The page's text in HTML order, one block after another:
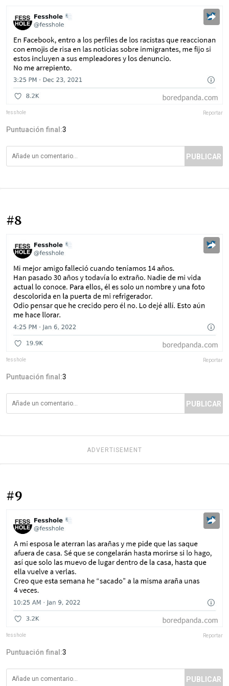
fesshole Reportar
Puntuación final:3
PUBLICAR
#8
fesshole Reportar
Puntuación final:3
PUBLICAR
ADVERTISEMENT
#9
fesshole Reportar
Puntuación final:3
PUBLICAR